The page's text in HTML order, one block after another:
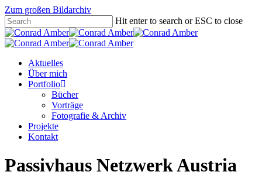
Zum großen Bildarchiv
Hit enter to search or ESC to close
Aktuelles
Über mich
Portfolio
Bücher
Vorträge
Fotografie & Archiv
Projekte
Kontakt
Passivhaus Netzwerk Austria